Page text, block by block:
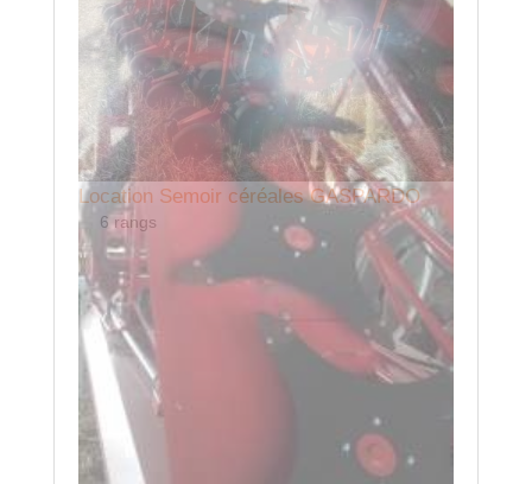
Location Semoir céréales GASPARDO
6 rangs